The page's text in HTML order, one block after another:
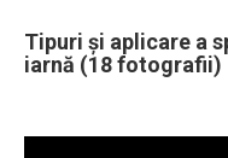
Tipuri și aplicare a
iarnă (18 fotografii)